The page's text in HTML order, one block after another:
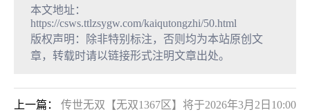
本文地址：
https://csws.ttlzsygw.com/kaiqutongzhi/50.html
版权声明：除非特别标注，否则均为本站原创文
章，转载时请以链接形式注明文章出处。
上一篇： 传世无双【无双1367区】将于2026年3月2日10:00